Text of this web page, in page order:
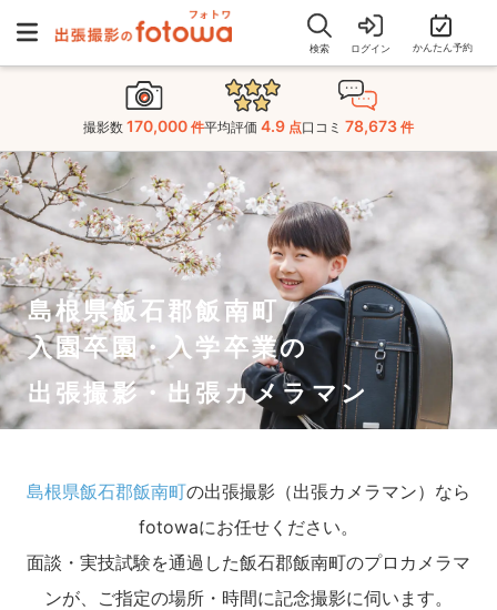
検索 ログイン かんたん予約
撮影数 170,000 件平均評価 4.9 点口コミ 78,673 件
島根県飯石郡飯南町
入園卒園・入学卒業の
出張撮影・出張カメラマン
島根県飯石郡飯南町の出張撮影（出張カメラマン）なら
fotowaにお任せください。
面談・実技試験を通過した飯石郡飯南町のプロカメラマ
ンが、ご指定の場所・時間に記念撮影に伺います。